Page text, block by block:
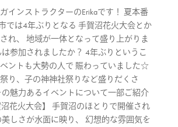
インストラクターのErikaです！ 夏本番
では4年ぶりとなる 手賀沼花火大会とか
れ、 地域が一体となって盛り上がりま
参加されましたか？ 4年ぶりというこ
ントも大勢の人で 賑わっていました☆
り、子の神神社祭りなど盛りだくさ
魅力あるイベントについて一部ご紹介
沼花火大会】 手賀沼のほとりで開催され
しさが水面に映り、 幻想的な雰囲気を